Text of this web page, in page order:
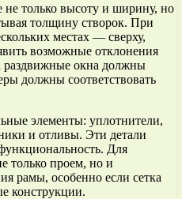
не только высоту и ширину, но
толщину створок. При
местах — сверху,
возможные отклонения
раздвижные окна должны
должны соответствовать
элементы: уплотнители,
и отливы. Эти детали
Для
только проем, но и
рамы, особенно если сетка
конструкции.